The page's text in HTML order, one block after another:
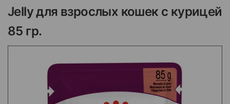
Jelly для взрослых кошек с курицей
85 гр.